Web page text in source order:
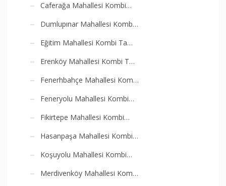
Caferağa Mahallesi Kombi…
Dumlupınar Mahallesi Komb…
Eğitim Mahallesi Kombi Ta…
Erenköy Mahallesi Kombi T…
Fenerhbahçe Mahallesi Kom…
Feneryolu Mahallesi Kombi…
Fikirtepe Mahallesi Kombi…
Hasanpaşa Mahallesi Kombi…
Koşuyolu Mahallesi Kombi…
Merdivenköy Mahallesi Kom…